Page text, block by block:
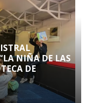
NIÑA DE LAS
DE